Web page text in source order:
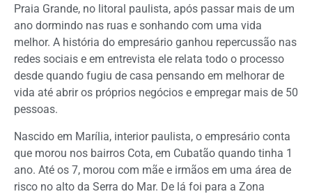
Praia Grande, no litoral paulista, após passar mais de um
ano dormindo nas ruas e sonhando com uma vida
melhor. A história do empresário ganhou repercussão nas
redes sociais e em entrevista ele relata todo o processo
desde quando fugiu de casa pensando em melhorar de
vida até abrir os próprios negócios e empregar mais de 50
pessoas.
Nascido em Marília, interior paulista, o empresário conta
que morou nos bairros Cota, em Cubatão quando tinha 1
ano. Até os 7, morou com mãe e irmãos em uma área de
risco no alto da Serra do Mar. De lá foi para a Zona